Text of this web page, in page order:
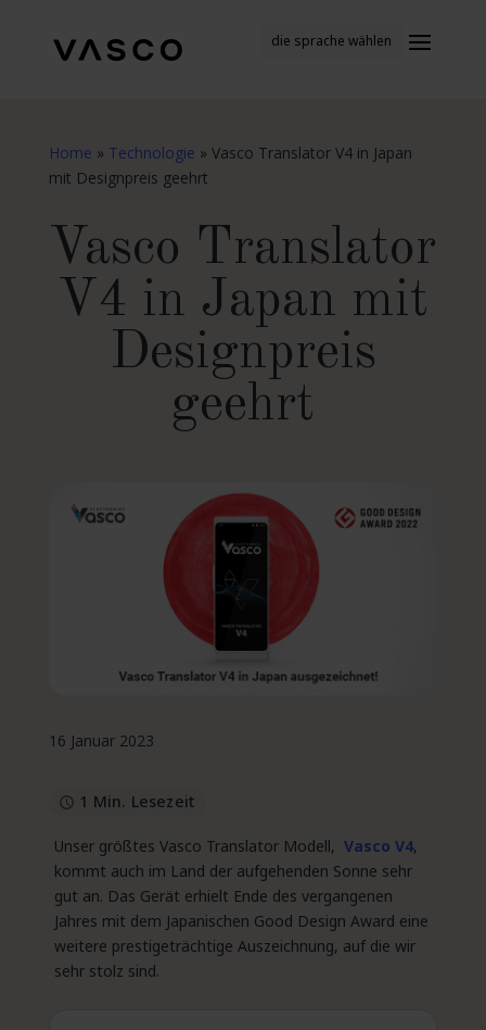
die sprache wählen
Home » Technologie » Vasco Translator V4 in Japan
mit Designpreis geehrt
Vasco Translator
V4 in Japan mit
Designpreis
geehrt
16 Januar 2023
1 Min. Lesezeit
Unser größtes Vasco Translator Modell, Vasco V4,
kommt auch im Land der aufgehenden Sonne sehr
gut an. Das Gerät erhielt Ende des vergangenen
Jahres mit dem Japanischen Good Design Award eine
weitere prestigeträchtige Auszeichnung, auf die wir
sehr stolz sind.